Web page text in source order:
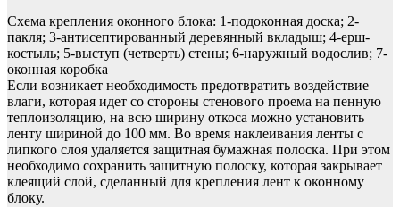
Схема крепления оконного блока: 1-подоконная доска; 2-
пакля; 3-антисептированный деревянный вкладыш; 4-ерш-
костыль; 5-выступ (четверть) стены; 6-наружный водослив; 7-
оконная коробка
Если возникает необходимость предотвратить воздействие
влаги, которая идет со стороны стенового проема на пенную
теплоизоляцию, на всю ширину откоса можно установить
ленту шириной до 100 мм. Во время наклеивания ленты с
липкого слоя удаляется защитная бумажная полоска. При этом
необходимо сохранить защитную полоску, которая закрывает
клеящий слой, сделанный для крепления лент к оконному
блоку.